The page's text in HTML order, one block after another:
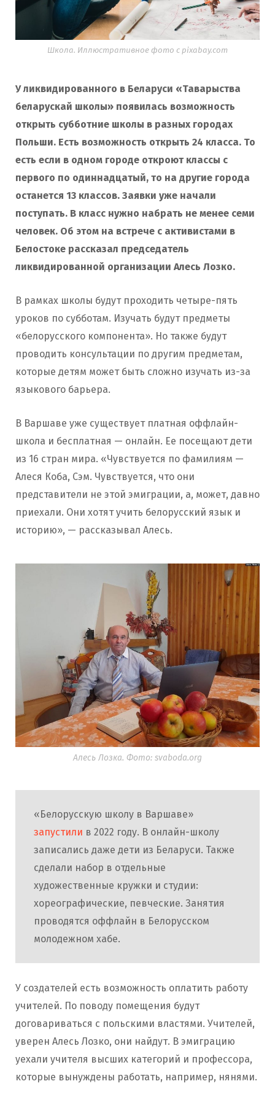
Школа. Иллюстративное фото с pixabay.com
У ликвидированного в Беларуси «Таварыства
беларускай школы» появилась возможность
открыть субботние школы в разных городах
Польши. Есть возможность открыть 24 класса. То
есть если в одном городе откроют классы с
первого по одиннадцатый, то на другие города
останется 13 классов. Заявки уже начали
поступать. В класс нужно набрать не менее семи
человек. Об этом на встрече с активистами в
Белостоке рассказал председатель
ликвидированной организации Алесь Лозко.
В рамках школы будут проходить четыре-пять
уроков по субботам. Изучать будут предметы
«белорусского компонента». Но также будут
проводить консультации по другим предметам,
которые детям может быть сложно изучать из-за
языкового барьера.
В Варшаве уже существует платная оффлайн-
школа и бесплатная — онлайн. Ее посещают дети
из 16 стран мира. «Чувствуется по фамилиям —
Алеся Коба, Сэм. Чувствуется, что они
представители не этой эмиграции, а, может, давно
приехали. Они хотят учить белорусский язык и
историю», — рассказывал Алесь.
Алесь Лозка. Фото: svaboda.org
«Белорусскую школу в Варшаве»
запустили в 2022 году. В онлайн-школу
записались даже дети из Беларуси. Также
сделали набор в отдельные
художественные кружки и студии:
хореографические, певческие. Занятия
проводятся оффлайн в Белорусском
молодежном хабе.
У создателей есть возможность оплатить работу
учителей. По поводу помещения будут
договариваться с польскими властями. Учителей,
уверен Алесь Лозко, они найдут. В эмиграцию
уехали учителя высших категорий и профессора,
которые вынуждены работать, например, нянями.